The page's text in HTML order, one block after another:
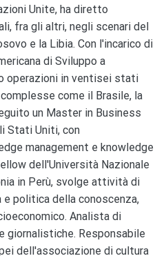
Unite, ha diretto
fra gli altri, negli scenari del
e la Libia. Con l'incarico di
di Sviluppo a
operazioni in ventisei stati
come il Brasile, la
un Master in Business
Stati Uniti, con
management e knowledge
dell'Università Nazionale
in Perù, svolge attività di
politica della conoscenza,
Analista di
Responsabile
dell'associazione di cultura